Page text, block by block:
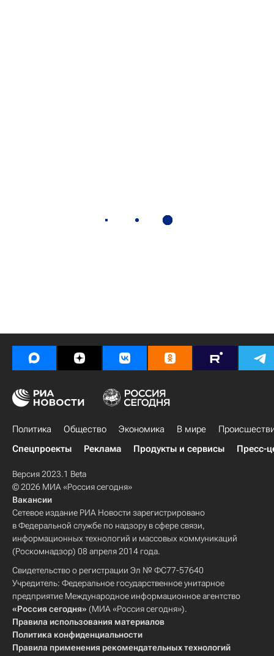
Политика Общество Экономика В мире
Спецпроекты
Реклама Продукты и сервисы Пресс-
Версия 2023.1 Beta
© 2026 МИА «Россия сегодня»
Вакансии
Сетевое издание РИА Новости зарегистрировано
в Федеральной службе по надзору в сфере связи,
информационных технологий и массовых коммуникаций
(Роскомнадзор) 08 апреля 2014 года.
Свидетельство о регистрации Эл № ФС77-57640
Учредитель: Федеральное государственное унитарное
предприятие Международное информационное агентство
«Россия сегодня» (МИА «Россия сегодня»).
Правила использования материалов
Политика конфиденциальности
Правила применения рекомендательных технологий